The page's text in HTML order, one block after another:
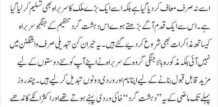
اسے نہ صرف معاف کر دیا گیا ہے بلکہ اسے ایک بڑے ملک کا سربراہ بھی تسلیم کر لیا گیا
ہے۔ اس سے ایک قدم آگے بڑھتے ہوے اس دہشت گرد تنظیم کے جنگجو سربراہ
کیساتھ مذاکرات بھی شروع کر دیے گئے ہیں۔ یہ حیران کن تبدیلی صرف واشنگٹن میں
نہیں آئی بلکہ مذکورہ بالا جنگی گروہ کے سربراہ نے اپنے آپ کو نئے دوستوں کے لیے
مزید قابل قبول بنانے کے لیے اپنا نام اور وردی دونوں تبدیل کر لیے ہیں۔ چند روز
پہلے تک ماضی کے یہ ’’دہشت گرد‘‘ خاکی وردی پہنے ہوتے تھے اور اکثر انکے کاندھے